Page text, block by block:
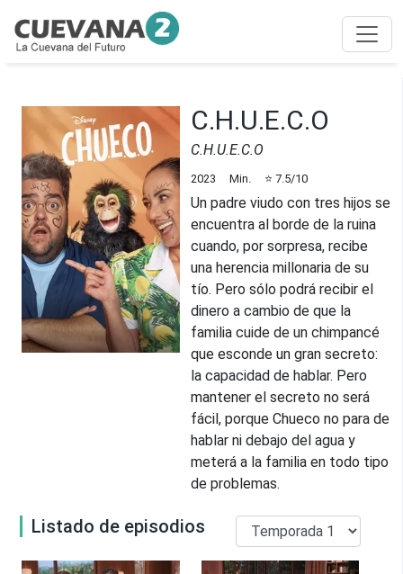
C.H.U.E.C.O
C.H.U.E.C.O
2023 Min. ⭐ 7.5/10
Un padre viudo con tres hijos se
encuentra al borde de la ruina
cuando, por sorpresa, recibe
una herencia millonaria de su
tío. Pero sólo podrá recibir el
dinero a cambio de que la
familia cuide de un chimpancé
que esconde un gran secreto:
la capacidad de hablar. Pero
mantener el secreto no será
fácil, porque Chueco no para de
hablar ni debajo del agua y
meterá a la familia en todo tipo
de problemas.
Listado de episodios